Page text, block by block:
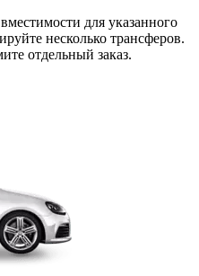
для указанного
несколько трансферов.
отдельный заказ.